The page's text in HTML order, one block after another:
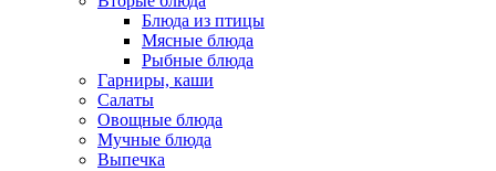
Блюда из птицы
Мясные блюда
Рыбные блюда
Гарниры, каши
Салаты
Овощные блюда
Мучные блюда
Выпечка